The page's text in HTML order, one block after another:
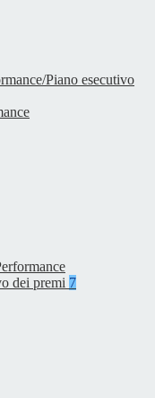
Piano esecutivo
dei premi 7